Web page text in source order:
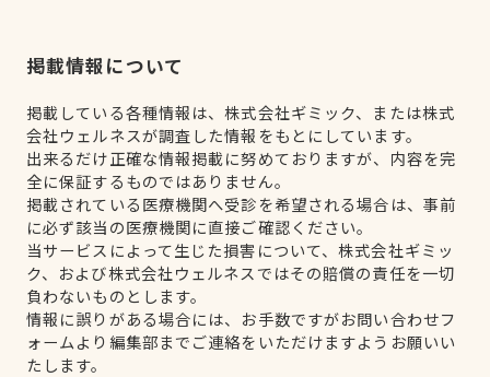
掲載情報について
掲載している各種情報は、株式会社ギミック、または株式
会社ウェルネスが調査した情報をもとにしています。
出来るだけ正確な情報掲載に努めておりますが、内容を完
全に保証するものではありません。
掲載されている医療機関へ受診を希望される場合は、事前
に必ず該当の医療機関に直接ご確認ください。
当サービスによって生じた損害について、株式会社ギミッ
ク、および株式会社ウェルネスではその賠償の責任を一切
負わないものとします。
情報に誤りがある場合には、お手数ですがお問い合わせフ
ォームより編集部までご連絡をいただけますようお願いい
たします。